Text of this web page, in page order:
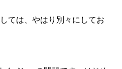
ては、やはり別々にしてお